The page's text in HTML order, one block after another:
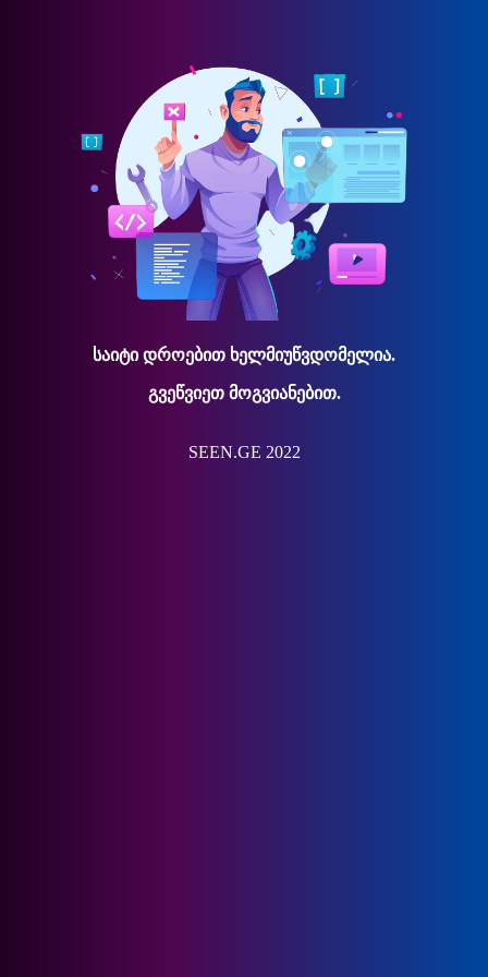
საიტი დროებით ხელმიუწვდომელია.
გვეწვიეთ მოგვიანებით.
SEEN.GE 2022